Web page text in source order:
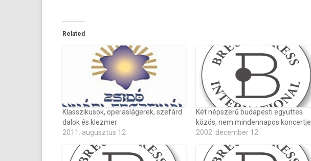
Related
Klasszikusok, operaslágerek, szefárd
dalok és klezmer
2011. augusztus 12
Két népszerű budapesti együttes
közös, nem mindennapos koncertje
2002. december 12